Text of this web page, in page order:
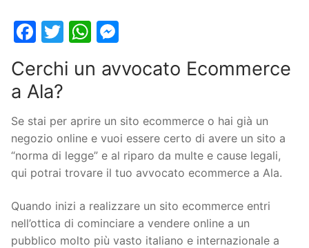
Facebook
TwitterWhatsApp
Cerchi un avvocato Ecommerce
a Ala?
Se stai per aprire un sito ecommerce o hai già un
negozio online e vuoi essere certo di avere un sito a
“norma di legge” e al riparo da multe e cause legali,
qui potrai trovare il tuo avvocato ecommerce a Ala.
Quando inizi a realizzare un sito ecommerce entri
nell’ottica di cominciare a vendere online a un
pubblico molto più vasto italiano e internazionale a